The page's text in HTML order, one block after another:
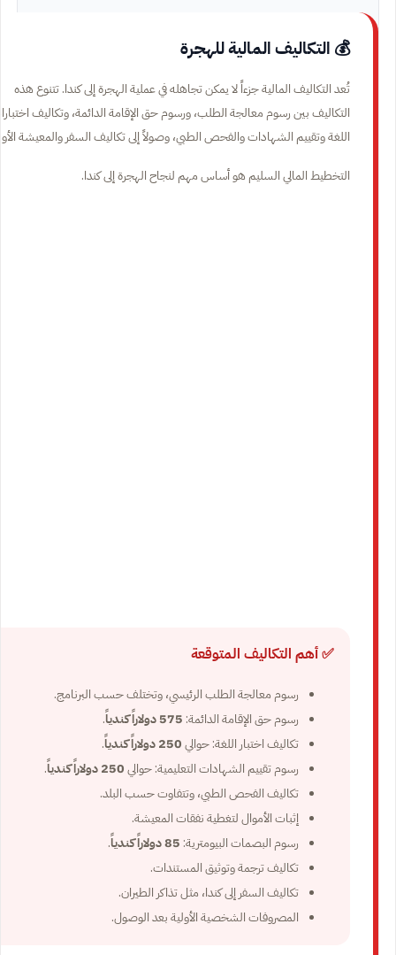
💰 التكاليف المالية للهجرة
تُعد التكاليف المالية جزءاً لا يمكن تجاهله في عملية الهجرة إلى كندا. تتنوع هذه
التكاليف بين رسوم معالجة الطلب، ورسوم حق الإقامة الدائمة، وتكاليف
اللغة وتقييم الشهادات والفحص الطبي، وصولاً إلى تكاليف السفر والمعيشة
التخطيط المالي السليم هو أساس مهم لنجاح الهجرة إلى كندا.
✅ أهم التكاليف المتوقعة
رسوم معالجة الطلب الرئيسي، وتختلف حسب البرنامج.
رسوم حق الإقامة الدائمة: 575 دولاراً كندياً
.
تكاليف اختبار اللغة: حوالي250 دولاراً كندياً
.
رسوم تقييم الشهادات التعليمية: حوالي250 دولاراً كندياً
.
تكاليف الفحص الطبي، وتتفاوت حسب البلد.
إثبات الأموال لتغطية نفقات المعيشة.
رسوم البصمات البيومترية: 85 دولاراً كندياً
.
تكاليف ترجمة وتوثيق المستندات.
تكاليف السفر إلى كندا، مثل تذاكر الطيران.
المصروفات الشخصية الأولية بعد الوصول.